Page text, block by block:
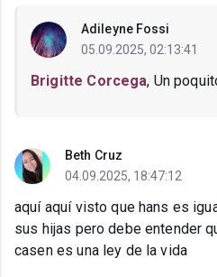
Adileyne Fossi
05.09.2025, 02:13:41
Brigitte Corcega, Un
Beth Cruz
04.09.2025, 18:47:12
aquí aquí visto que hans es
sus hijas pero debe entender
casen es una ley de la vida